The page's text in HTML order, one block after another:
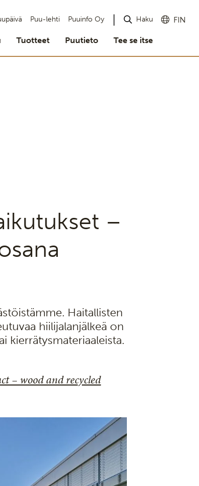
Puu-lehti Puuinfo Oy Haku FIN
Tuotteet Puutieto Tee se itse
–
Haitallisten
hiilijalanjälkeä on
kierrätysmateriaaleista.
– wood and recycled